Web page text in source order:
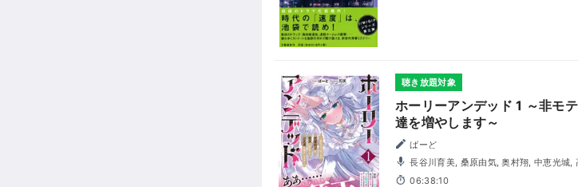
聴き放題対象
ホーリーアンデッド 1 ～非モ
達を増やします～
ばーど
長谷川育美, 桑原由気, 奥村翔, 中恵光城
06:38:10